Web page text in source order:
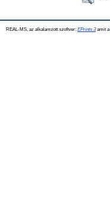
REAL-MS, az alkalamzott szoftver: EPrints 3amit a